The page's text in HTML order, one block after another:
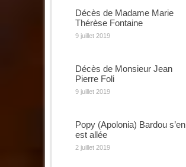
Décès de Madame Marie
Thérèse Fontaine
9 juillet 2019
Décès de Monsieur Jean
Pierre Foli
9 juillet 2019
Popy (Apolonia) Bardou s’en
est allée
2 juillet 2019